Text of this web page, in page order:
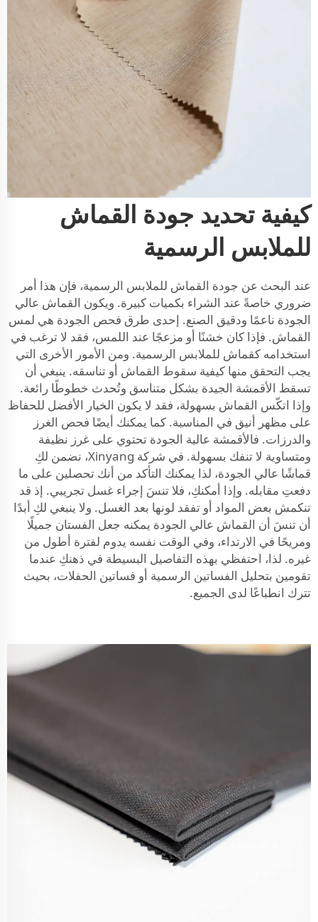
كيفية تحديد جودة القماش
للملابس الرسمية
عند البحث عن جودة القماش للملابس الرسمية، فإن هذا أمر
ضروري خاصةً عند الشراء بكميات كبيرة. ويكون القماش عالي
الجودة ناعمًا ودقيق الصنع. إحدى طرق فحص الجودة هي لمس
القماش. فإذا كان خشنًا أو مزعجًا عند اللمس، فقد لا ترغب في
استخدامه كقماش للملابس الرسمية. ومن الأمور الأخرى التي
يجب التحقق منها كيفية سقوط القماش أو تناسقه. ينبغي أن
تسقط الأقمشة الجيدة بشكل متناسق وتُحدث خطوطًا رائعة.
وإذا اتكّس القماش بسهولة، فقد لا يكون الخيار الأفضل للحفاظ
على مظهر أنيق في المناسبة. كما يمكنك أيضًا فحص الغرز
والدرزات. فالأقمشة عالية الجودة تحتوي على غرز نظيفة
ومتساوية لا تنفك بسهولة. في شركة Xinyang، نضمن لكِ
قماشًا عالي الجودة، لذا يمكنك التأكد من أنك تحصلين على ما
دفعتِ مقابله. وإذا أمكنكِ، فلا تنسَ إجراء غسل تجريبي. إذ قد
تنكمش بعض المواد أو تفقد لونها بعد الغسل. ولا ينبغي لكِ أبدًا
أن تنسَ أن القماش عالي الجودة يمكنه جعل الفستان جميلًا
ومريحًا في الارتداء، وفي الوقت نفسه يدوم لفترة أطول من
غيره. لذا، احتفظي بهذه التفاصيل البسيطة في ذهنكِ عندما
تقومين بتحليل الفساتين الرسمية أو فساتين الحفلات، بحيث
تترك انطباعًا لدى الجميع.